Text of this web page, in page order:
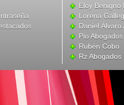
Eloy Benigno
Lorena
Daniel Álvaro
Pio
Rubén Cobo
Rz Abogados